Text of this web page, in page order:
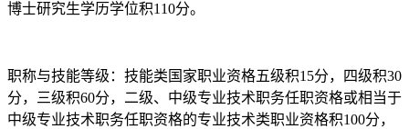
博士研究生学历学位积110分。
职称与技能等级：技能类国家职业资格五级积15分，四级积30
分，三级积60分，二级、中级专业技术职务任职资格或相当于
中级专业技术职务任职资格的专业技术类职业资格积100分，